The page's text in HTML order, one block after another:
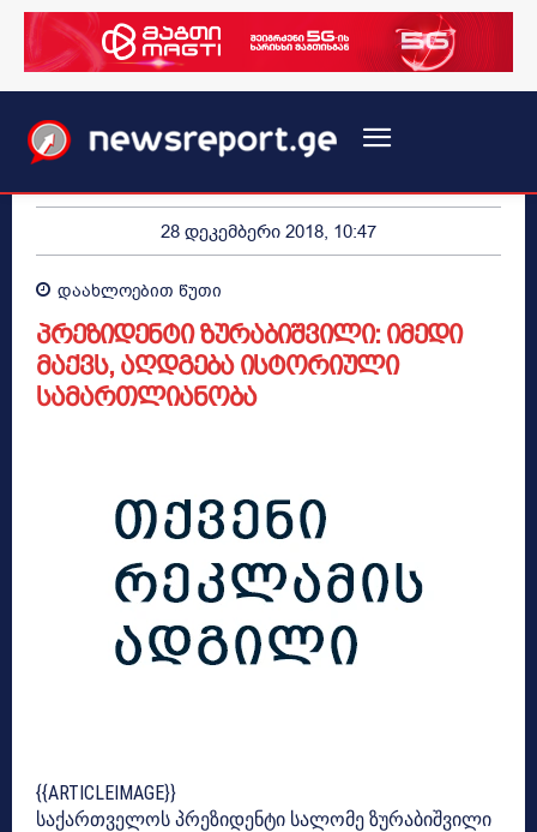
28 დეკემბერი 2018, 10:47
დაახლოებით წუთი
პრეზიდენტი ზურაბიშვილი: იმედი
მაქვს, აღდგება ისტორიული
სამართლიანობა
{{ARTICLEIMAGE}}
საქართველოს პრეზიდენტი სალომე ზურაბიშვილი